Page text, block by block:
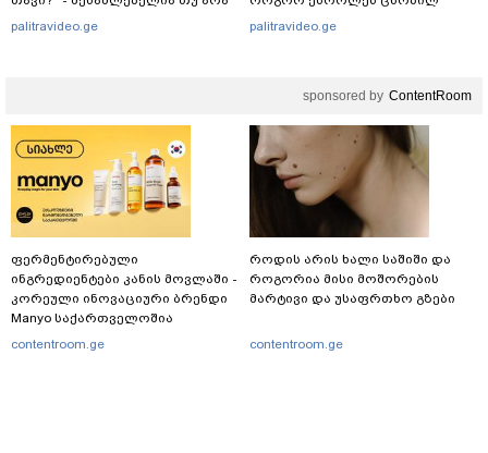
ამ ფუნქციის წაშლა?
palitravideo.ge
"ტიკტოკერს" ლაივის დროს -
palitravideo.ge
sponsored by ContentRoom
ფერმენტირებული
ინგრედიენტები კანის მოვლაში -
კორეული ინოვაციური ბრენდი
Manyo საქართველოშია
contentroom.ge
როდის არის ხალი საშიში და
როგორია მისი მოშორების
მარტივი და უსაფრთხო გზები
contentroom.ge